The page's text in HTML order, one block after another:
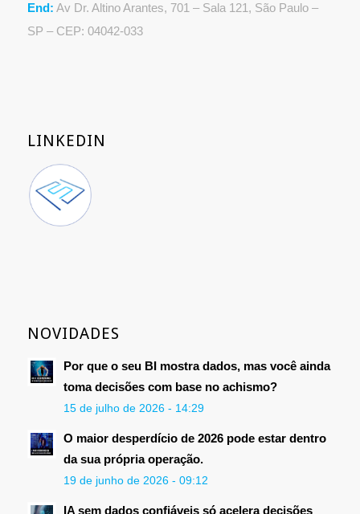
End: Av Dr. Altino Arantes, 701 – Sala 121, São Paulo –
SP – CEP: 04042-033
LINKEDIN
NOVIDADES
Por que o seu BI mostra dados, mas você ainda
toma decisões com base no achismo?
15 de julho de 2026 - 14:29
O maior desperdício de 2026 pode estar dentro
da sua própria operação.
19 de junho de 2026 - 09:12
IA sem dados confiáveis só acelera decisões